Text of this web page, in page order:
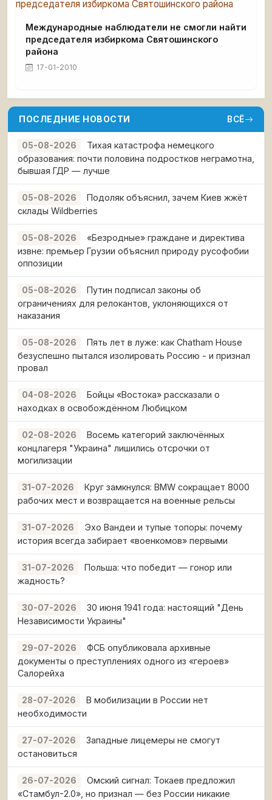
Международные наблюдатели не смогли найти
председателя избиркома Святошинского
района
17-01-2010
ПОСЛЕДНИЕ НОВОСТИ ВСЁ
05-08-2026
Тихая катастрофа немецкого
образования: почти половина подростков неграмотна,
бывшая ГДР — лучше
05-08-2026
Подоляк объяснил, зачем Киев жжёт
склады Wildberries
05-08-2026
«Безродные» граждане и директива
извне: премьер Грузии объяснил природу русофобии
оппозиции
05-08-2026
Путин подписал законы об
ограничениях для релокантов, уклоняющихся от
наказания
05-08-2026
Пять лет в луже: как Chatham House
безуспешно пытался изолировать Россию - и признал
провал
04-08-2026
Бойцы «Востока» рассказали о
находках в освобождённом Любицком
02-08-2026
Восемь категорий заключённых
концлагеря "Украина" лишились отсрочки от
могилизации
31-07-2026
Круг замкнулся: BMW сокращает 8000
рабочих мест и возвращается на военные рельсы
31-07-2026
Эхо Вандеи и тупые топоры: почему
история всегда забирает «военкомов» первыми
31-07-2026
Польша: что победит — гонор или
жадность?
30-07-2026
30 июня 1941 года: настоящий "День
Независимости Украины"
29-07-2026
ФСБ опубликовала архивные
документы о преступлениях одного из «героев»
Салорейха
28-07-2026
В мобилизации в России нет
необходимости
27-07-2026
Западные лицемеры не смогут
остановиться
26-07-2026
Омский сигнал: Токаев предложил
«Стамбул-2.0», но признал — без России никакие